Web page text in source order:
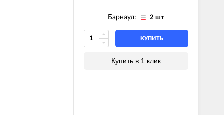
Барнаул: 2 шт
КУПИТЬ
Купить в 1 клик